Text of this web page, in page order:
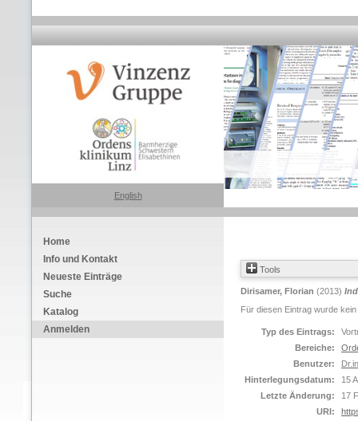
English
Home
Info und Kontakt
Neueste Einträge
Suche
Katalog
Anmelden
Tools
Dirisamer, Florian (2013)
Für diesen Eintrag wurde
Typ des Eintrags:
Bereiche:
Benutzer:
Hinterlegungsdatum:
15
Letzte Änderung:
17
URI: